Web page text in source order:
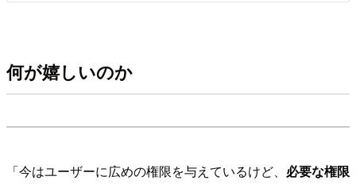
何が嬉しいのか
「今はユーザーに広めの権限を与えているけど、 必要な権限